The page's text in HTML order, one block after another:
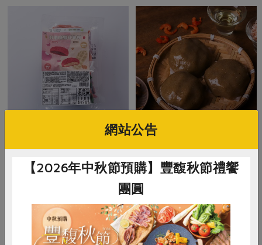
棋)-480g/6入
冷凍
米棋食品有限公司
300公克(100公克x3入)
葷 冷凍
$135
網站公告
【2026年中秋節預購】豐馥秋節禮饗
團圓